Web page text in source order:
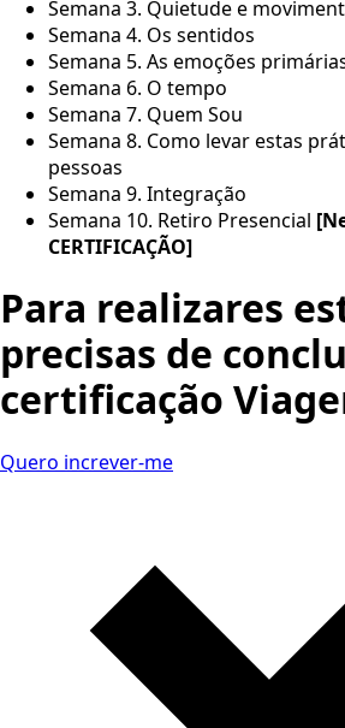
Semana 3. Quietude e
Semana 4. Os sentidos
Semana 5. As emoções
Semana 6. O tempo
Semana 7. Quem Sou
Semana 8. Como levar estas
pessoas
Semana 9. Integração
Semana 10. Retiro Presencial
CERTIFICAÇÃO]
Para realizares
precisas de
certificação
Quero increver-me